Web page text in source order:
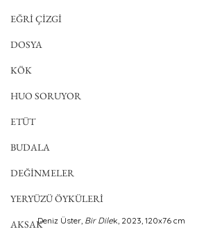
EĞRİ ÇİZGİ
DOSYA
KÖK
HUO SORUYOR
ETÜT
BUDALA
DEĞİNMELER
YERYÜZÜ ÖYKÜLERİ
AKSAKDeniz Üster, Bir Dilek, 2023, 120x76 cm